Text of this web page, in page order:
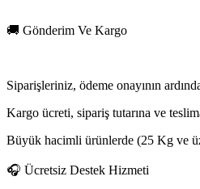
🚚 Gönderim Ve Kargo
Siparişleriniz, ödeme onayının
Kargo ücreti, sipariş tutarına ve
Büyük hacimli ürünlerde (25 Kg ve
🎧 Ücretsiz Destek Hizmeti